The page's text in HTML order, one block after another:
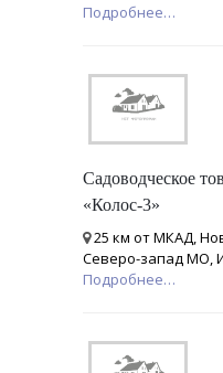
Подробнее…
Садоводческое
«Колос-3»
25 км от МКАД,
Северо-запад МО,
Подробнее…